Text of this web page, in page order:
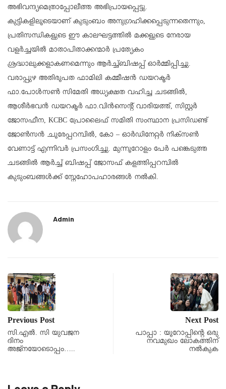
അഭിവന്ദ്യമെത്രാപ്പോലീത്ത അഭിപ്രായപ്പെട്ടു.
കുട്ടികളിലൂടെയാണ് കുടുംബം അനുഗ്രഹിക്കപ്പെടുന്നതെന്നും,
പ്രതിസന്ധികളുടെ ഈ കാലഘട്ടത്തിൽ മക്കളുടെ നേരായ
വളർച്ചയിൽ മാതാപിതാക്കന്മാർ പ്രത്യേകം
ശ്രദ്ധാലുക്കളാകണമെന്നും ആർച്ച്ബിഷപ്പ് ഓർമ്മിപ്പിച്ചു.
വരാപ്പുഴ അതിരൂപത ഫാമിലി കമ്മീഷൻ ഡയറക്ടർ
ഫാ.പോൾസൺ സിമേതി അധ്യക്ഷത വഹിച്ച ചടങ്ങിൽ,
ആശീർഭവൻ ഡയറക്ടർ ഫാ.വിൻസെൻ്റ് വാരിയത്ത്, സിസ്റ്റർ
ജോസഫീന, KCBC പ്രോലൈഫ് സമിതി സംസ്ഥാന പ്രസിഡണ്ട്
ജോൺസൻ ചൂരേപ്പറമ്പിൽ, കോ – ഓർഡിനേറ്റർ നിക്സൺ
വേണാട്ട് എന്നിവർ പ്രസംഗിച്ചു. മുന്നൂറോളം പേർ പങ്കെടുത്ത
ചടങ്ങിൽ ആർച്ച് ബിഷപ്പ് ജോസഫ് കളത്തിപ്പറമ്പിൽ
കുടുംബങ്ങൾക്ക് സ്നേഹോപഹാരങ്ങൾ നൽകി.
Admin
Previous Post
സി.എൽ. സി യുവജന
ദിനം
അജ്നയോടൊപ്പം…..
Next Post
പാപ്പാ : യൂറോപ്പിന്റെ ഒരു
നവമുഖം ലോകത്തിന്
നൽകുക